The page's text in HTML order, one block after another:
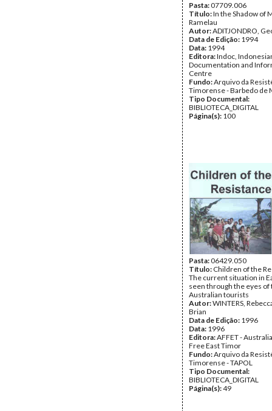
Pasta:07709.006
Título:In the Shadow of
Ramelau
Autor:ADITJONDRO,
Data de Edição: 1994
Data: 1994
Editora:Indoc,
Documentation and
Centre
Fundo:Arquivo da
Timorense - Barbedo de
Tipo Documental:
BIBLIOTECA_DIGITAL
Página(s): 100
Pasta:06429.050
Título: Children of the
The current situation in
seen through the eyes of
Australian tourists
Autor:WINTERS,
Brian
Data de Edição: 1996
Data: 1996
Editora:AFFET -
Free East Timor
Fundo:Arquivo da
Timorense - TAPOL
Tipo Documental:
BIBLIOTECA_DIGITAL
Página(s):49